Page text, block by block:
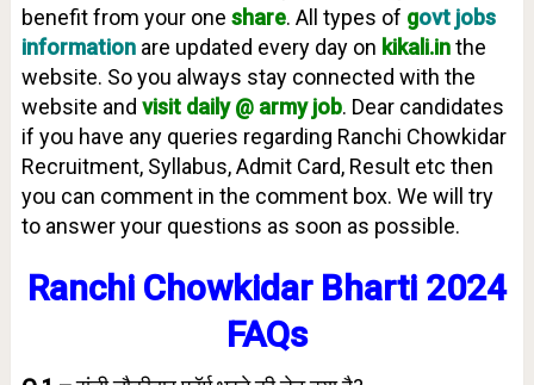
benefit from your one share. All types of govt jobs
informationare updated every day on kikali.inthe
website. So you always stay connected with the
website and visit daily @ army job. Dear candidates
if you have any queries regarding Ranchi Chowkidar
Recruitment, Syllabus, Admit Card, Result etc then
you can comment in the comment box. We will try
to answer your questions as soon as possible.
Ranchi Chowkidar Bharti 2024
FAQs